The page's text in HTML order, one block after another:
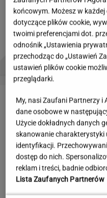
MATERIAŁ
Autorzy:
MARCIN
KOZŁOWSKI
PROBLEMY POLSKICH SIATKARZY
końcowym. Możesz w
dotyczące plików cookie,
twoimi preferencjami dot.
odnośnik „Ustawienia
przechodząc do „Ustawień
ustawień plików cookie
przeglądarki.
My, nasi Zaufani Partnerzy i
dane osobowe w
Użycie dokładnych danych
skanowanie charakterystyki
identyfikacji.
dostęp do nich.
reklam i treści, badnie
Lista Zaufanych Partnerów